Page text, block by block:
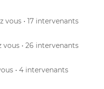
vous • 17 intervenants
vous • 26 intervenants
• 4 intervenants